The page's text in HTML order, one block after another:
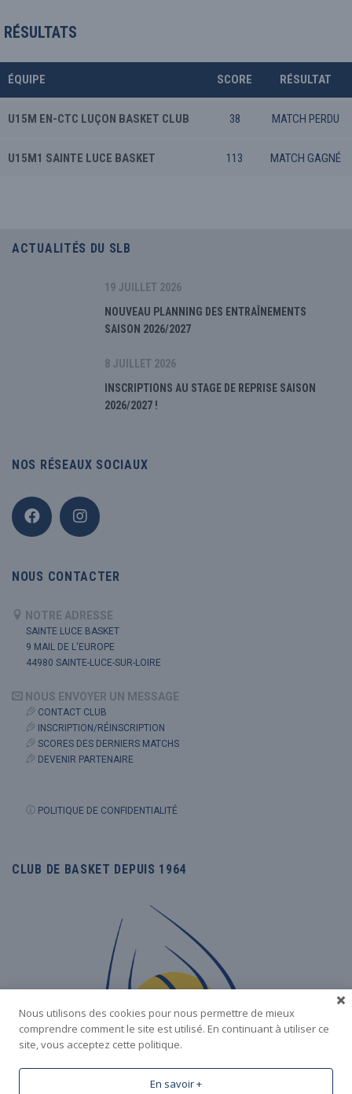
RÉSULTATS
ÉQUIPE SCORE RÉSULTAT
U15M EN-CTC LUÇON BASKET CLUB 38 MATCH PERDU
U15M1 SAINTE LUCE BASKET 113 MATCH GAGNÉ
ACTUALITÉS DU SLB
19 JUILLET 2026
NOUVEAU PLANNING DES ENTRAÎNEMENTS
SAISON 2026/2027
8 JUILLET 2026
INSCRIPTIONS AU STAGE DE REPRISE SAISON
2026/2027 !
NOS RÉSEAUX SOCIAUX
NOUS CONTACTER
NOTRE ADRESSE
SAINTE LUCE BASKET
9 MAIL DE L'EUROPE
44980 SAINTE-LUCE-SUR-LOIRE
NOUS ENVOYER UN MESSAGE
CONTACT CLUB
INSCRIPTION/RÉINSCRIPTION
SCORES DES DERNIERS MATCHS
DEVENIR PARTENAIRE
POLITIQUE DE CONFIDENTIALITÉ
CLUB DE BASKET DEPUIS 1964
Nous utilisons des cookies pour nous permettre de mieux
comprendre comment le site est utilisé. En continuant à utiliser ce
site, vous acceptez cette politique.
En savoir +